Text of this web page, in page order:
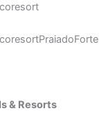
& Resorts